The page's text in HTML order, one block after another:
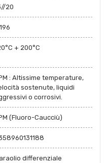
20
+ 200°C
: Altissime temperature,
sostenute, liquidi
o corrosivi.
(Fluoro-Caucciù)
differenziale